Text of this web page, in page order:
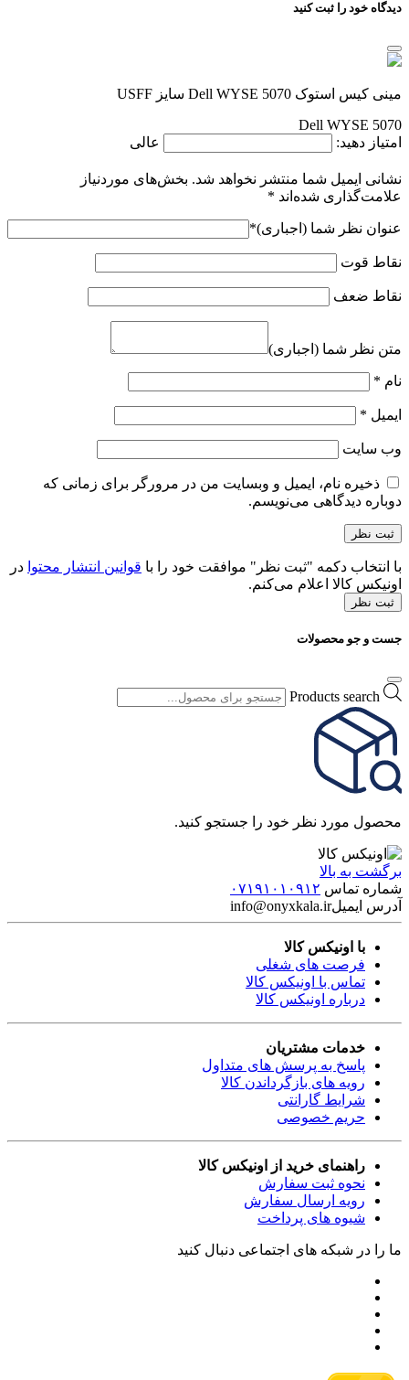
دیدگاه خود را ثبت کنید
مینی کیس استوک Dell WYSE 5070 سایز USFF
Dell WYSE 5070
امتیاز دهید:
عالی
نشانی ایمیل شما منتشر نخواهد شد. بخش‌های موردنیاز
علامت‌گذاری شده‌اند *
عنوان نظر شما (اجباری)*
نقاط قوت
نقاط ضعف
متن نظر شما (اجباری)
نام *
ایمیل *
وب‌ سایت
ذخیره نام، ایمیل و وبسایت من در مرورگر برای زمانی که
دوباره دیدگاهی می‌نویسم.
با انتخاب دکمه "ثبت نظر" موافقت خود را با قوانین انتشار محتوا در
اونیکس کالا اعلام می‌کنم.
ثبت نظر
جست و جو محصولات
Products search
محصول مورد نظر خود را جستجو کنید.
برگشت به بالا
شماره تماس ۰۷۱۹۱۰۱۰۹۱۲
آدرس ایمیلinfo@onyxkala.ir
با اونیکس کالا
فرصت های شغلی
تماس با اونیکس کالا
درباره اونیکس کالا
خدمات مشتریان
پاسخ به پرسش های متداول
رویه های بازگرداندن کالا
شرایط گارانتی
حریم خصوصی
راهنمای خرید از اونیکس کالا
نحوه ثبت سفارش
رویه ارسال سفارش
شیوه های پرداخت
ما را در شبکه های اجتماعی دنبال کنید